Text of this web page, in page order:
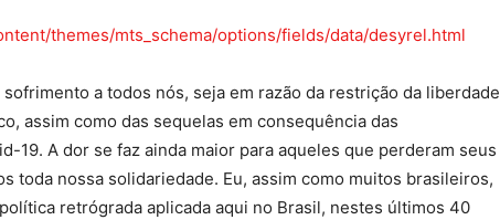
themes/mts_schema/options/fields/data/desyrel.html
a todos nós, seja em razão da restrição da liberdade
assim como das sequelas em consequência das
19. A dor se faz ainda maior para aqueles que perderam seus
toda nossa solidariedade. Eu, assim como muitos brasileiros,
retrógrada aplicada aqui no Brasil, nestes últimos 40